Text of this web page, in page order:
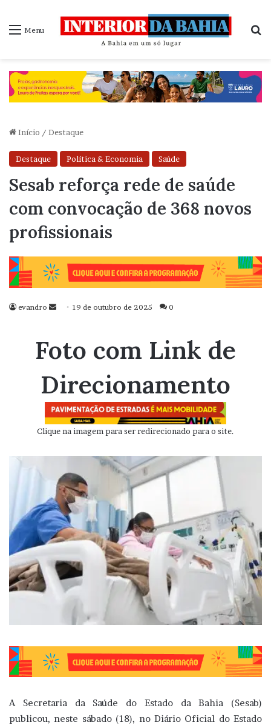
Menu
Início / Destaque
Destaque Política & Economia Saúde
Sesab reforça rede de saúde
com convocação de 368 novos
profissionais
evandro
Mande
mail
19 de outubro de 2025 0
Foto com Link de
Direcionamento
Clique na imagem para ser redirecionado para o site.
A Secretaria da Saúde do Estado da Bahia (Sesab)
publicou, neste sábado (18), no Diário Oficial do Estado